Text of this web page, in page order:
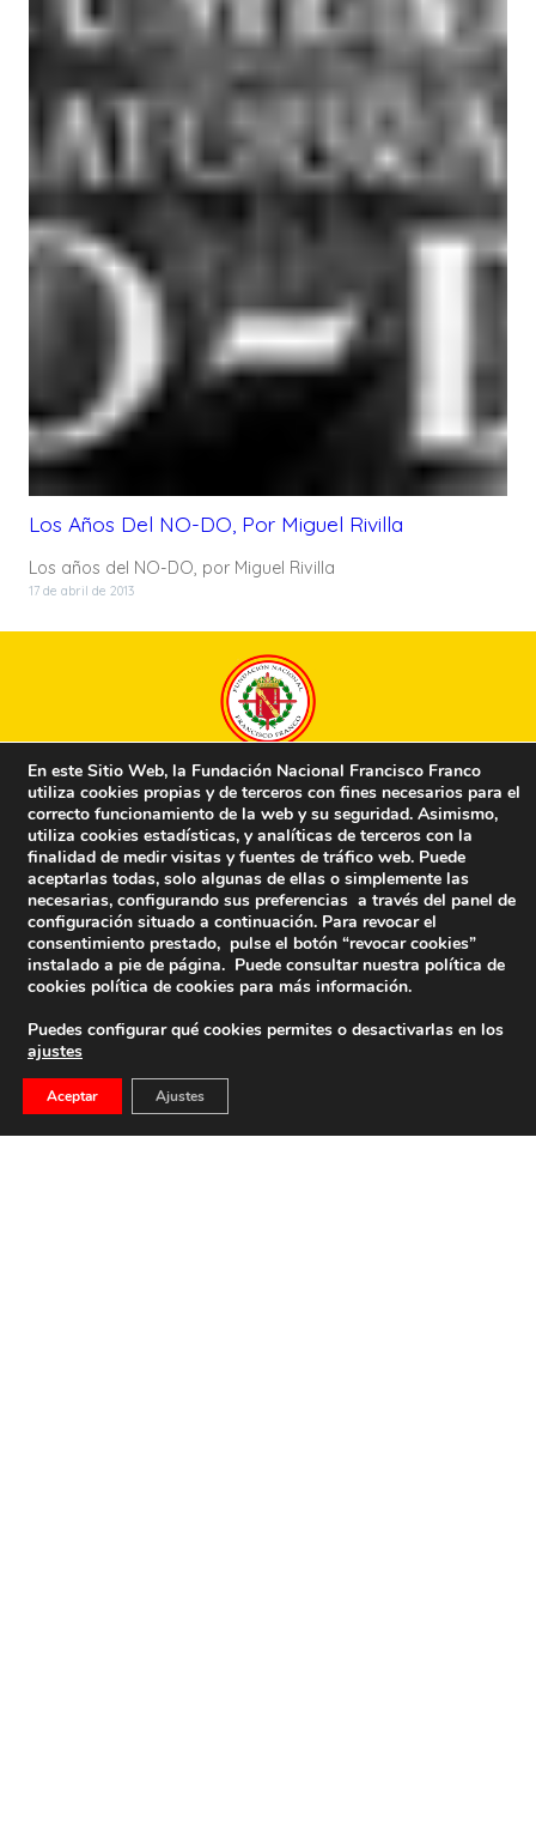
Los Años Del NO-DO, Por Miguel Rivilla
Los años del NO-DO, por Miguel Rivilla
17 de abril de 2013
La FNFF directamente en tu correo…
Nombre E-mail
Captcha *
En este Sitio Web, la Fundación Nacional Francisco Franco
utiliza cookies propias y de terceros con fines necesarios para el
correcto funcionamiento de la web y su seguridad. Asimismo,
utiliza cookies estadísticas, y analíticas de terceros con la
finalidad de medir visitas y fuentes de tráfico web. Puede
aceptarlas todas, solo algunas de ellas o simplemente las
necesarias, configurando sus preferencias a través del panel de
configuración situado a continuación. Para revocar el
consentimiento prestado, pulse el botón “revocar cookies”
instalado a pie de página. Puede consultar nuestra política de
cookies política de cookies para más información.
Puedes configurar qué cookies permites o desactivarlas en los
ajustes
Aceptar Ajustes